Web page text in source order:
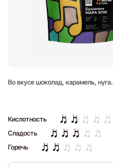
Во вкусе шоколад, карамель, нуга.
Кислотность
Сладость
Горечь